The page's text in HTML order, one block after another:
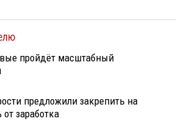
пройдёт масштабный
предложили закрепить на
заработка